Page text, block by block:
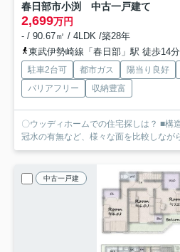
春日部市小渕 中古一戸建て
2,699万円
- / 90.67㎡ / 4LDK /築28年
東武伊勢崎線「春日部」駅 徒歩14分
駐車2台可 都市ガス 陽当り良好
バリアフリー
収納豊富
〇ウッディホームでの住宅探しは？ ■構造の耐震性や地盤の良し悪し、
冠水の有無など、様々な面を比較しなが
中古一戸建